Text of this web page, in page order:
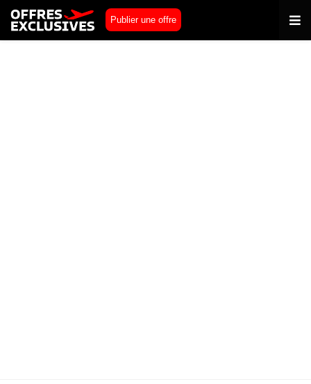
Publier une offre